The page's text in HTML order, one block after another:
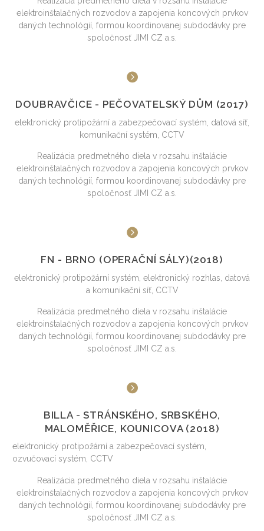
elektroinštalačných rozvodov a zapojenia koncových prvkov
daných technológií, formou koordinovanej subdodávky pre
spoločnosť JIMI CZ a.s.
DOUBRAVČICE - PEČOVATELSKÝ DŮM (2017)
elektronický protipožární a zabezpečovací systém, datová síť,
komunikační systém, CCTV
Realizácia predmetného diela v rozsahu inštalácie
elektroinštalačných rozvodov a zapojenia koncových prvkov
daných technológií, formou koordinovanej subdodávky pre
spoločnosť JIMI CZ a.s.
FN - BRNO (OPERAČNÍ SÁLY)(2018)
elektronický protipožární systém, elektronický rozhlas, datová
a komunikační síť, CCTV
Realizácia predmetného diela v rozsahu inštalácie
elektroinštalačných rozvodov a zapojenia koncových prvkov
daných technológií, formou koordinovanej subdodávky pre
spoločnosť JIMI CZ a.s.
BILLA - STRÁNSKÉHO, SRBSKÉHO,
MALOMĚŘICE, KOUNICOVA (2018)
elektronický protipožární a zabezpečovací systém,
ozvučovací systém, CCTV
Realizácia predmetného diela v rozsahu inštalácie
elektroinštalačných rozvodov a zapojenia koncových prvkov
daných technológií, formou koordinovanej subdodávky pre
spoločnosť JIMI CZ a.s.